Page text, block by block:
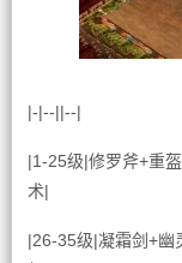
|-|--||--|
|1-25级|修罗斧+重
术|
|26-35级|凝霜剑+幽